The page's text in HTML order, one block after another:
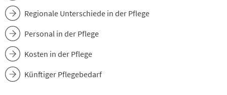
Regionale Unterschiede in der Pflege
Personal in der Pflege
Kosten in der Pflege
Künftiger Pflegebedarf